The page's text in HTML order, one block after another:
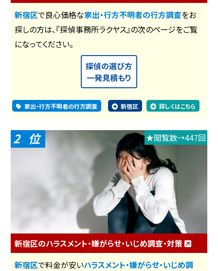
新宿区で良心価格な家出・行方不明者の行方調査をお
探しの方は、『探偵事務所ラクヤス』の次のページをご覧
になってください。
探偵の選び方
一発見積もり
家出・行方不明者の行方調査 新宿区 詳しくはこちら
2 ★閲覧数→447回
新宿区のハラスメント・嫌がらせ・いじめ調査・対策
新宿区で料金が安いハラスメント・嫌がらせ・いじめ調